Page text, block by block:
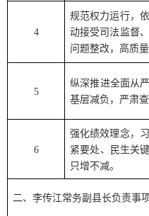
4
规范权力运行，
动接受司法监督
问题整改，高质
5
纵深推进全面从
基层减负，严肃
6
强化绩效理念，
紧要处、民生关
只增不减。
二、李传江常务副县长负责事